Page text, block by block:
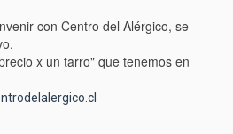
con Centro del Alérgico, se
x un tarro" que tenemos en